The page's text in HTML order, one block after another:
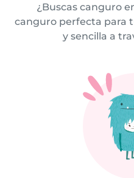
¿Buscas canguro
canguro perfecta para
y sencilla a